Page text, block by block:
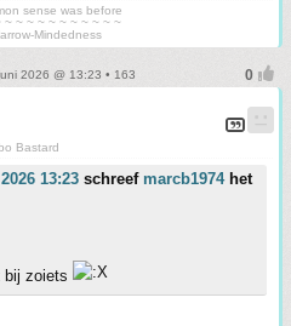
sense was before
~ ~ ~ ~ ~ ~ ~ ~ ~ ~
Mindedness
2026 @ 13:23 • 163
Bastard
13:23 schreef marcb1974het
bij zoiets